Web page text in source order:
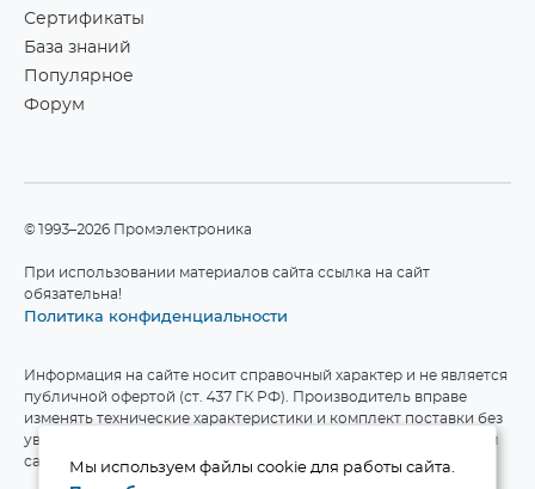
Сертификаты
База знаний
Популярное
Форум
©1993–2026 Промэлектроника
При использовании материалов сайта ссылка на сайт
обязательна!
Политика конфиденциальности
Информация на сайте носит справочный характер и не является
публичной офертой (ст. 437 ГК РФ). Производитель вправе
изменять технические характеристики и комплект поставки без
уведомления. Актуальные данные приведены на официальном
сайте производителя.
Мы используем файлы cookie для работы сайта.